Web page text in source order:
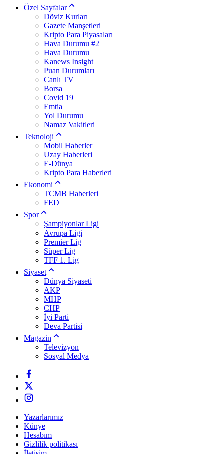
Özel Sayfalar
Döviz Kurları
Gazete Manşetleri
Kripto Para Piyasaları
Hava Durumu #2
Hava Durumu
Kanews Insight
Puan Durumları
Canlı TV
Borsa
Covid 19
Emtia
Yol Durumu
Namaz Vakitleri
Teknoloji
Mobil Haberler
Uzay Haberleri
E-Dünya
Kripto Para Haberleri
Ekonomi
TCMB Haberleri
FED
Spor
Şampiyonlar Ligi
Avrupa Ligi
Premier Lig
Süper Lig
TFF 1. Lig
Siyaset
Dünya Siyaseti
AKP
MHP
CHP
İyi Parti
Deva Partisi
Magazin
Televizyon
Sosyal Medya
Yazarlarımız
Künye
Hesabım
Gizlilik politikası